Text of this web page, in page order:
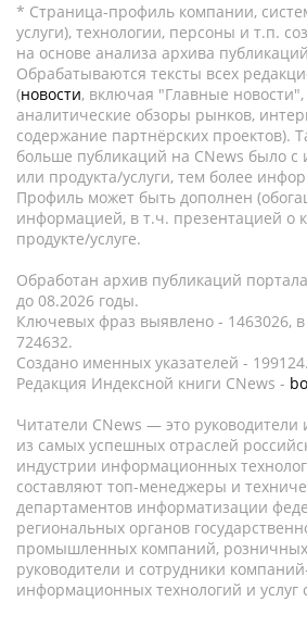
* Страница-профиль компании,
услуги), технологии, персоны и т.п.
на основе анализа архива
Обрабатываются тексты всех
(новости, включая "Главные новости",
аналитические обзоры рынков,
содержание партнёрских проектов).
больше публикаций на CNews было
или продукта/услуги, тем более
Профиль может быть дополнен
информацией, в т.ч. презентацией о
продукте/услуге.
Обработан архив публикаций
до 08.2026 годы.
Ключевых фраз выявлено - 1463026,
724632.
Создано именных указателей - 199124.
Редакция Индексной книги CNews -
Читатели CNews — это руководители
из самых успешных отраслей
индустрии информационных
составляют топ-менеджеры и
департаментов информатизации
региональных органов
промышленных компаний, розничных
руководители и сотрудники
информационных технологий и услуг